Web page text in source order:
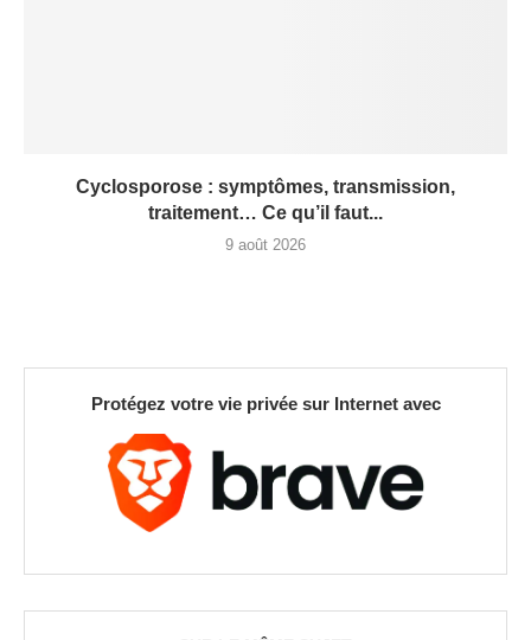
Cyclosporose : symptômes, transmission,
traitement… Ce qu’il faut...
9 août 2026
Protégez votre vie privée sur Internet avec